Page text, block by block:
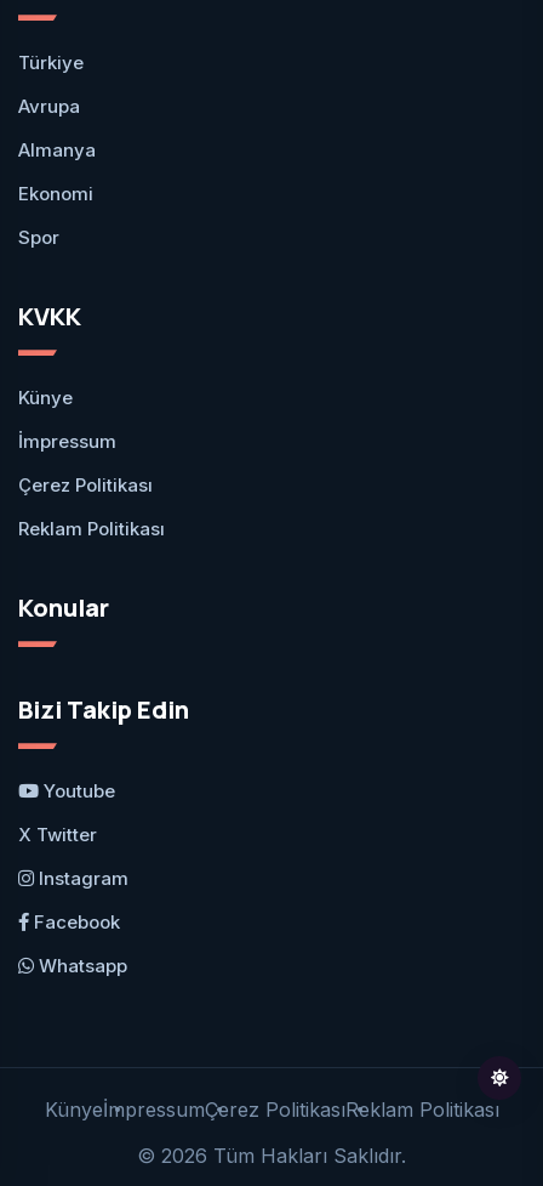
Türkiye
Avrupa
Almanya
Ekonomi
Spor
KVKK
Künye
İmpressum
Çerez Politikası
Reklam Politikası
Konular
Bizi Takip Edin
Youtube
X Twitter
Instagram
Facebook
Whatsapp
KünyeİmpressumÇerez PolitikasıReklam Politikası
© 2026 Tüm Hakları Saklıdır.